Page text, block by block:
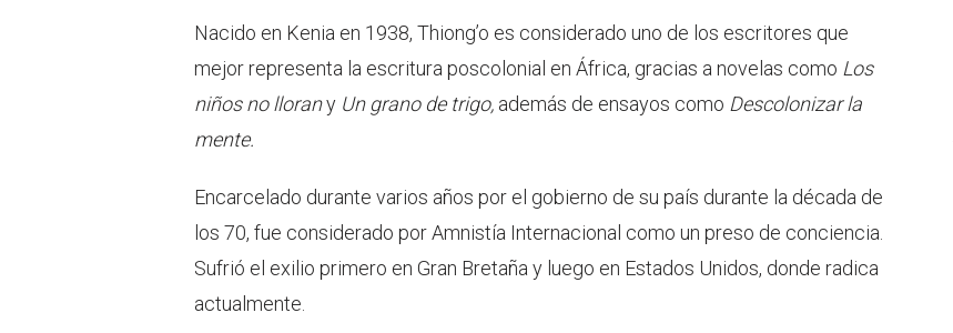
Nacido en Kenia en 1938, Thiong’o es considerado uno de los escritores que
mejor representa la escritura poscolonial en África, gracias a novelas como Los
niños no llorany Un grano de trigo, además de ensayos como Descolonizar la
mente.
Encarcelado durante varios años por el gobierno de su país durante la década de
los 70, fue considerado por Amnistía Internacional como un preso de conciencia.
Sufrió el exilio primero en Gran Bretaña y luego en Estados Unidos, donde radica
actualmente.